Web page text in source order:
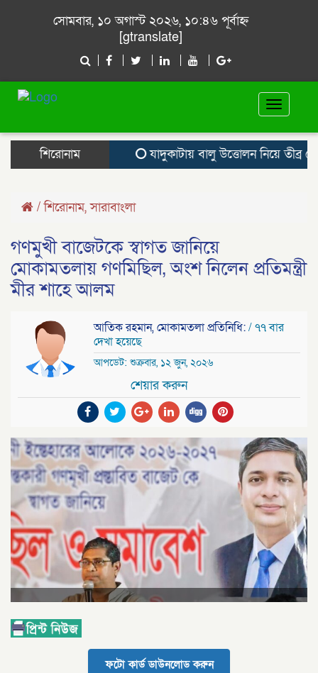
সোমবার, ১০ অগাস্ট ২০২৬, ১০:৪৬ পূর্বাহ্ন
[gtranslate]
Toggle
শিরোনাম
যাদুকাটায় বালু উত্তোলন নিয়ে তীব্র ক্ষোভ,
/শিরোনাম,সারাবাংলা
গণমুখী বাজেটকে স্বাগত জানিয়ে
মোকামতলায় গণমিছিল, অংশ নিলেন প্রতিমন্ত্রী
মীর শাহে আলম
আতিক রহমান, মোকামতলা প্রতিনিধি:/ ৭৭ বার
দেখা হয়েছে
আপডেট: শুক্রবার, ১২ জুন, ২০২৬
শেয়ার করুন
ফটো কার্ড ডাউনলোড করুন